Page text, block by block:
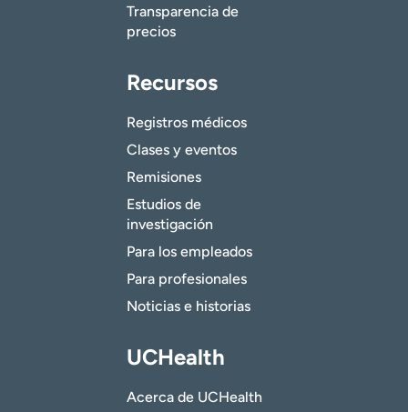
Transparencia de
precios
Recursos
Registros médicos
Clases y eventos
Remisiones
Estudios de
investigación
Para los empleados
Para profesionales
Noticias e historias
UCHealth
Acerca de UCHealth